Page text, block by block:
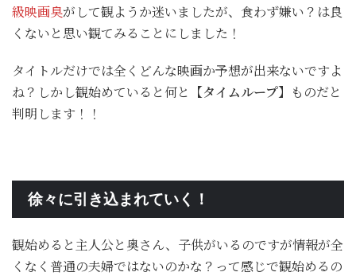
級映画臭がして観ようか迷いましたが、食わず嫌い？は良
くないと思い観てみることにしました！
タイトルだけでは全くどんな映画か予想が出来ないですよ
ね？しかし観始めていると何と 【タイムループ】 ものだと
判明します！！
徐々に引き込まれていく！
観始めると主人公と奥さん、子供がいるのですが情報が全
くなく普通の夫婦ではないのかな？って感じで観始めるの